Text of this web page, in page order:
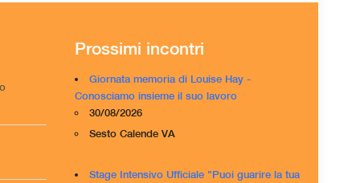
Prossimi incontri
Giornata memoria di Louise Hay -
Conosciamo insieme il suo lavoro
30/08/2026
Sesto Calende VA
Stage Intensivo Ufficiale "Puoi guarire la tua